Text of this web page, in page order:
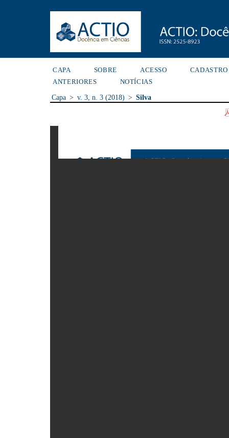
CAPA SOBRE ACESSO
CADASTRO
ANTERIORES
NOTÍCIAS
Capa > v. 3, n. 3 (2018) > Silva